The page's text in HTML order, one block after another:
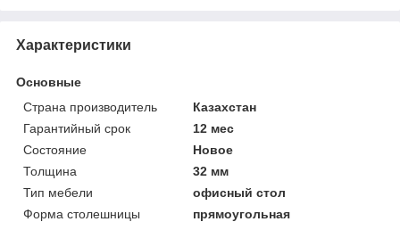
Характеристики
Основные
Страна производитель
Казахстан
Гарантийный срок
12 мес
Состояние
Новое
Толщина
32 мм
Тип мебели
офисный стол
Форма столешницы
прямоугольная